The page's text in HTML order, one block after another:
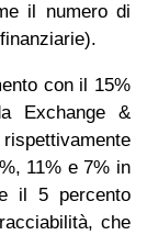
il numero di
con il 15%
Exchange &
11% e 7% in
il 5 percento
che